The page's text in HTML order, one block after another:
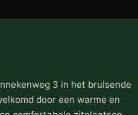
3 in het bruisende
door een warme en